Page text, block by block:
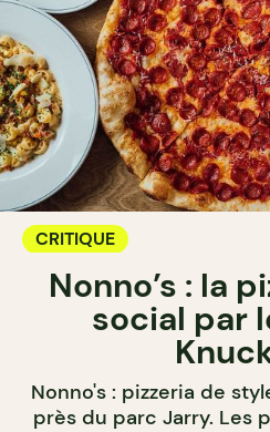
CRITIQUE
Nonno’s : la
social par
Nonno's : pizzeria de
près du parc Jarry. Les